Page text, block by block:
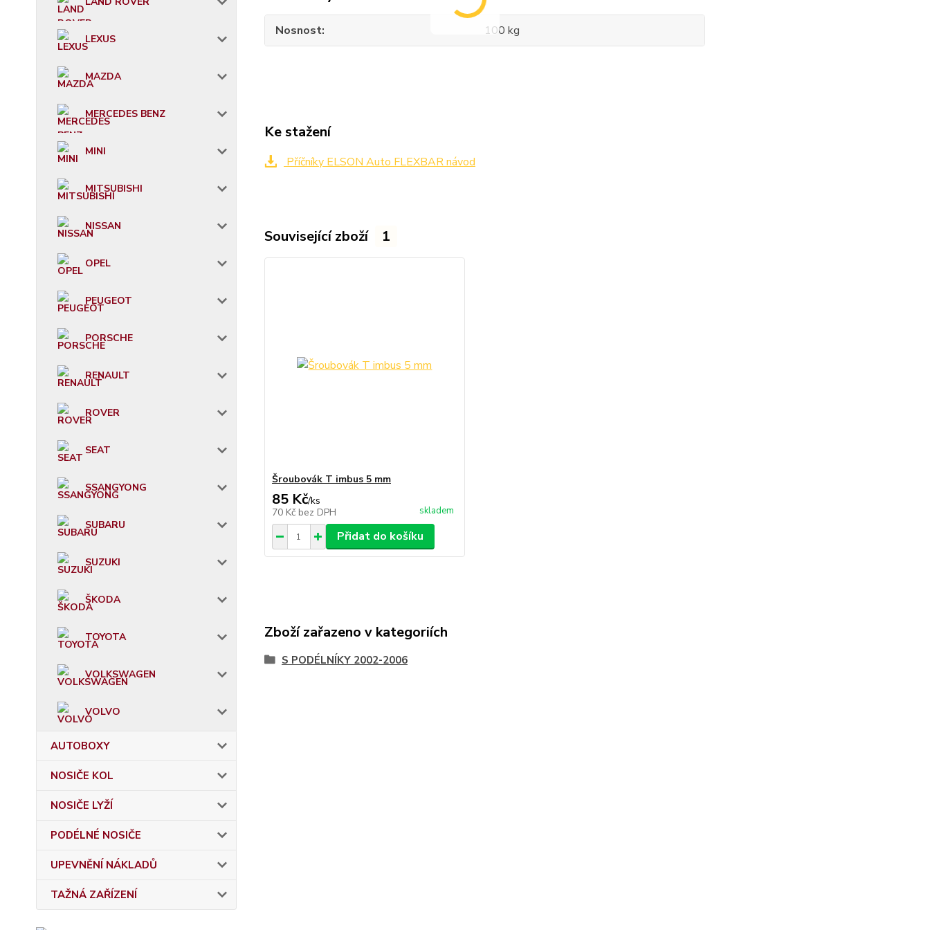
LEXUS
MAZDA
MERCEDES BENZ
MINI
MITSUBISHI
NISSAN
OPEL
PEUGEOT
PORSCHE
RENAULT
ROVER
SEAT
SSANGYONG
SUBARU
SUZUKI
ŠKODA
TOYOTA
VOLKSWAGEN
VOLVO
AUTOBOXY
NOSIČE KOL
NOSIČE LYŽÍ
PODÉLNÉ NOSIČE
UPEVNĚNÍ NÁKLADŮ
TAŽNÁ ZAŘÍZENÍ
Nosnost 100 kg
Ke stažení
Příčníky ELSON Auto FLEXBAR návod
Související zboží 1
Šroubovák T imbus 5 mm
85 Kč/ks
70 Kč bez DPH skladem
Přidat do košíku
Zboží zařazeno v kategoriích
S PODÉLNÍKY 2002-2006